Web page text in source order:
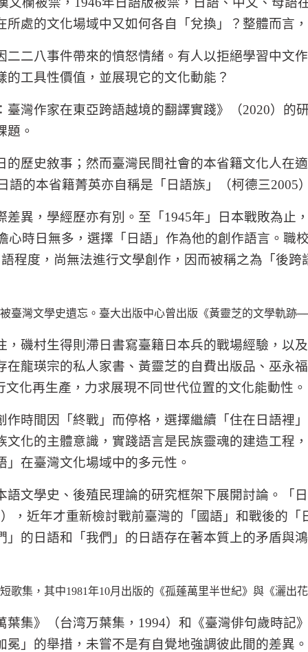
處的文化場域中又如何各自「兌換」？整體而
二八事件帶來的憤怒情緒。有人以拒絕學習中
工具性價值，並展現它的文化動能？
灣作家在東亞跨語越境的翻譯實踐》（2020）的
題。
歷史敘事；然而臺灣民間社會的本省籍文化人
語的本省籍菁英亦自稱是「日語族」（柯德三2005
差異，學經歷亦有別。至「1945年」日本戰敗為止
時日無多，選擇「日語」作為他的創作語言。職
程度，尚無法進行文學創作，因而被稱之為「後
臺灣文學史遺忘。臺大出版中心曾出版《黃靈芝的文學軌
磯村生得則滯日書寫臺籍日本兵的戰場經驗，
龍瑛宗的私人家書、黃靈芝的自費出版品、巫
文化再生產，力求展現不同世代位置的文化能動性。
時間因「終戰」而停格，選擇繼續「住在日語
化的主體意識，實踐語言是民族靈魂的建造工
在臺灣文化場域中的多元性。
文學史、後殖民理論的研究框架下展開討論。
），近年才重新檢討戰前臺灣的「國語」和戰後的「
的日語和「我們」的日語存在著本質上的矛盾
歌集，其中1981年10月出版的《孤蓬萬里半世紀》與《灑出
集》（台湾万葉集， 1994）和《臺灣俳句歲時記
」的舉措，未嘗不是有自覺地強調彼此間的差